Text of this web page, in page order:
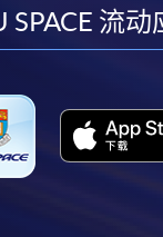
SPACE 流